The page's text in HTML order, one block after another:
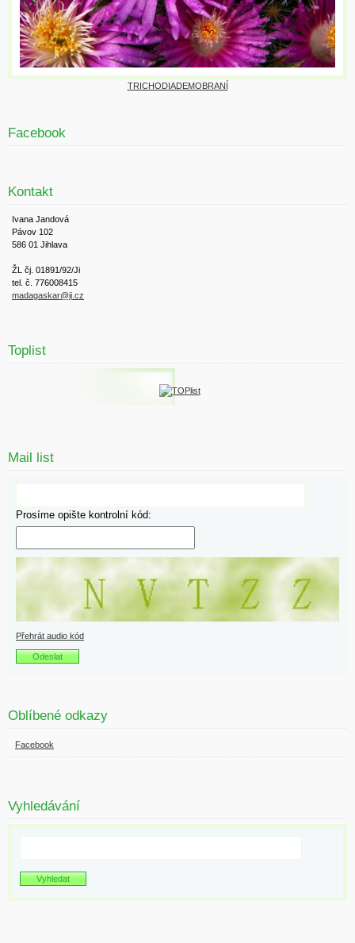
TRICHODIADEMOBRANÍ
Facebook
Kontakt
Ivana Jandová
Pávov 102
586 01 Jihlava
ŽL čj. 01891/92/Ji
tel. č. 776008415
madagaskar@ji.cz
Toplist
Mail list
Prosíme opište kontrolní kód:
Přehrát audio kód
Oblíbené odkazy
Facebook
Vyhledávání